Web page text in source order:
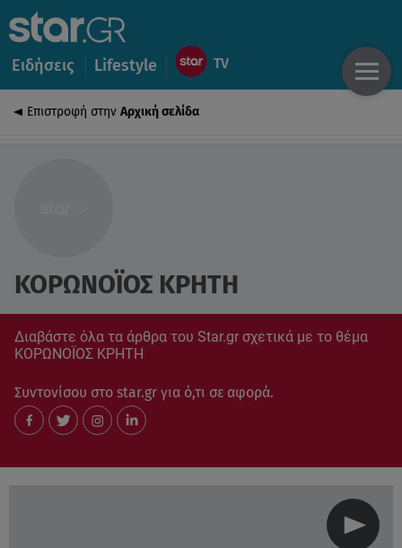
Ειδήσεις Lifestyle
Επιστροφή στην Αρχική σελίδα
ΚΟΡΩΝΟΪΟΣ ΚΡΗΤΗ
Διαβάστε όλα τα άρθρα του Star.gr σχετικά με το θέμα
ΚΟΡΩΝΟΪΟΣ ΚΡΗΤΗ
Συντονίσου στο star.gr για ό,τι σε αφορά.